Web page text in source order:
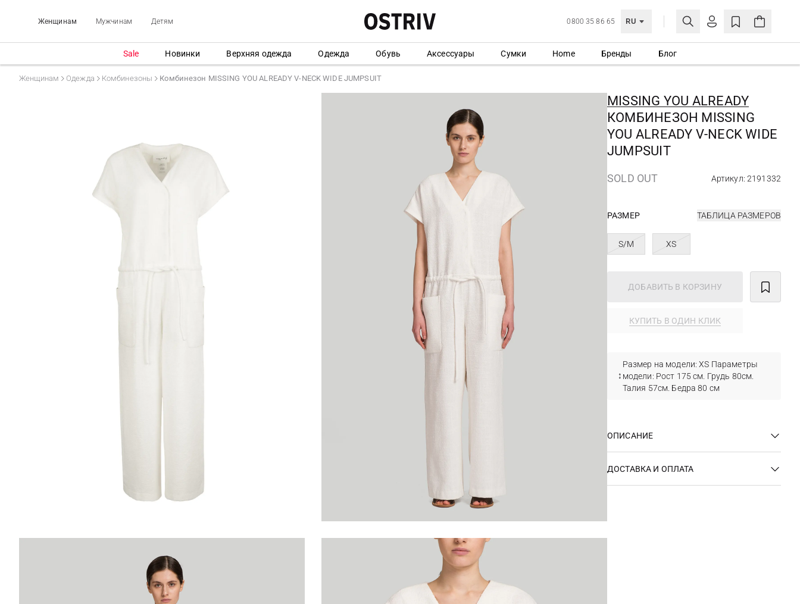
Женщинам Мужчинам Детям 0800 35 86 65 RU
ЛИЧНЫЙ КАБИНЕТ
Еще не зарегистрированы?
СОЗДАТЬ УЧЕТНУЮ ЗАПИСЬ
Sale Новинки Верхняя одежда Одежда Обувь Аксессуары Сумки Home Бренды Блог
Женщинам Одежда Комбинезоны Комбинезон MISSING YOU ALREADY V-NECK WIDE JUMPSUIT
MISSING YOU ALREADY
КОМБИНЕЗОН MISSING
YOU ALREADY V-NECK WIDE
JUMPSUIT
SOLD OUT Артикул: 2191332
РАЗМЕР ТАБЛИЦА РАЗМЕРОВ
S/M XS
ДОБАВИТЬ В КОРЗИНУ
КУПИТЬ В ОДИН КЛИК
Размер на модели: ХS Параметры
модели: Рост 175 см. Грудь 80см.
Талия 57см. Бедра 80 см
ОПИСАНИЕ
ДОСТАВКА И ОПЛАТА